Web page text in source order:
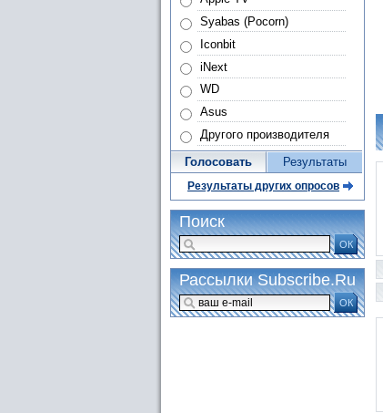
Syabas (Pocorn)
Iconbit
iNext
WD
Asus
Другого производителя
Голосовать Результаты
Результаты других опросов
Поиск
ОК
Рассылки Subscribe.Ru
ОК